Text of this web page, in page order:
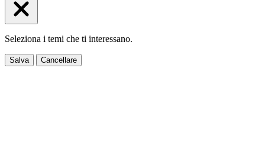
Seleziona i temi che ti interessano.
Salva Cancellare